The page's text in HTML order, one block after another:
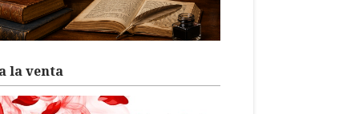
la venta